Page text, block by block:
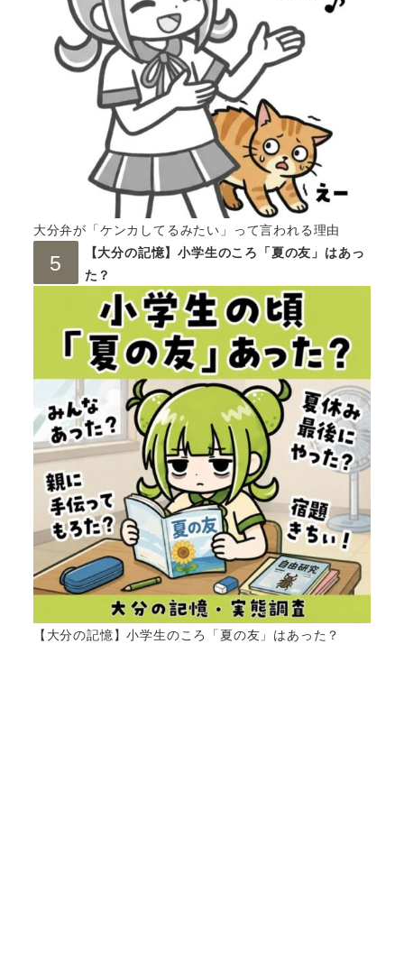
大分弁が「ケンカしてるみたい」って言われる理由
【大分の記憶】小学生のころ「夏の友」はあっ
た？
【大分の記憶】小学生のころ「夏の友」はあった？